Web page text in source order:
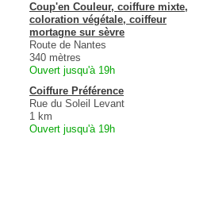
Coup'en Couleur, coiffure mixte,
coloration végétale, coiffeur
mortagne sur sèvre
Route de Nantes
340 mètres
Ouvert jusqu'à 19h
Coiffure Préférence
Rue du Soleil Levant
1 km
Ouvert jusqu'à 19h